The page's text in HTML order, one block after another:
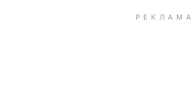
РЕКЛАМА